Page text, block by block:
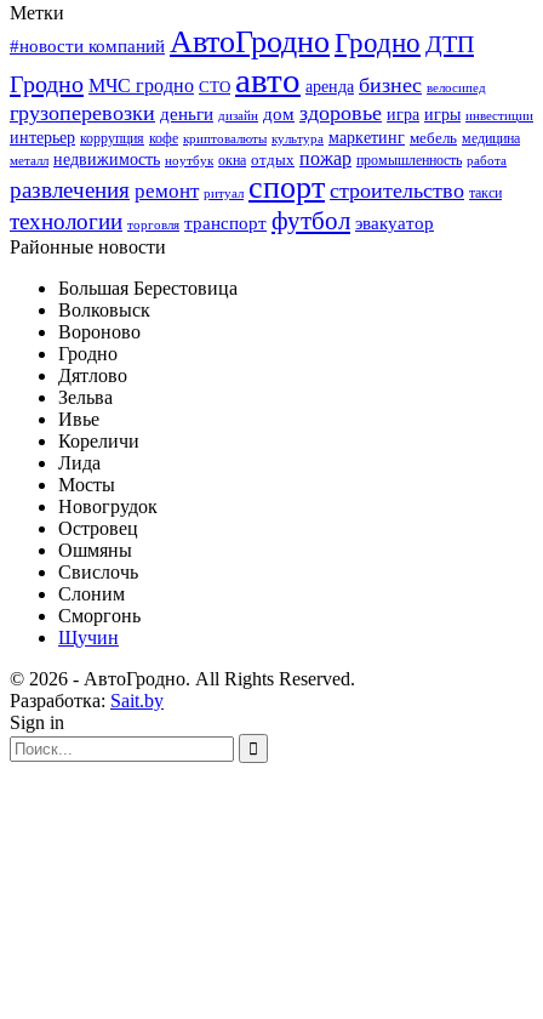
Метки
#новости компаний АвтоГродноГродно ДТП
Гродно МЧС гродно СТО авто аренда бизнес велосипед
грузоперевозки деньги дизайн дом здоровье игра игры инвестиции
интерьер коррупция кофе криптовалюты культура маркетинг мебель медицина
металл недвижимость ноутбук окна отдых пожар промышленность работа
развлечения ремонт ритуал спорт строительство такси
технологии торговля транспорт футбол эвакуатор
Районные новости
Большая Берестовица
Волковыск
Вороново
Гродно
Дятлово
Зельва
Ивье
Кореличи
Лида
Мосты
Новогрудок
Островец
Ошмяны
Свислочь
Слоним
Сморгонь
Щучин
© 2026 - АвтоГродно. All Rights Reserved.
Разработка: Sait.by
Sign in